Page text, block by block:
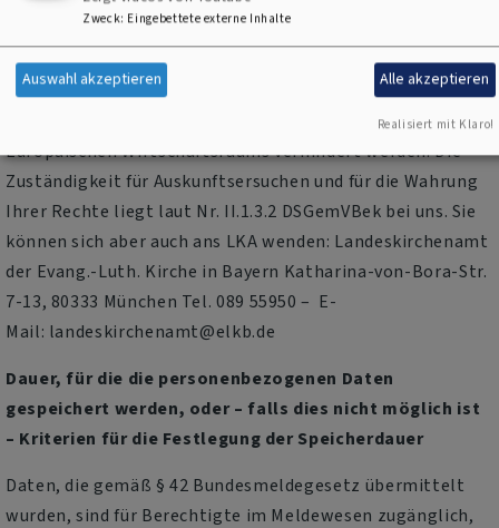
genutzten Datenverarbeitungsanwendungen und IT-
Diensten (DSGemVBek) verarbeitet werden. Das LKA ist
insbesondere für technische Maßnahmen zuständig und
stellt sicher, dass Zugriffe aus Staaten außerhalb des
Europäischen Wirtschaftsraums verhindert werden. Die
Zuständigkeit für Auskunftsersuchen und für die Wahrung
Ihrer Rechte liegt laut Nr. II.1.3.2 DSGemVBek bei uns. Sie
können sich aber auch ans LKA wenden: Landeskirchenamt
der Evang.-Luth. Kirche in Bayern Katharina-von-Bora-Str.
7-13, 80333 München Tel. 089 55950 – E-
Mail: landeskirchenamt@elkb.de
Dauer, für die die personenbezogenen Daten
gespeichert werden, oder – falls dies nicht möglich ist
– Kriterien für die Festlegung der Speicherdauer
Daten, die gemäß § 42 Bundesmeldegesetz übermittelt
wurden, sind für Berechtigte im Meldewesen zugänglich,
Zweck: Eingebettete externe Inhalte
Auswahl akzeptieren Alle akzeptieren
Realisiert mit Klaro!